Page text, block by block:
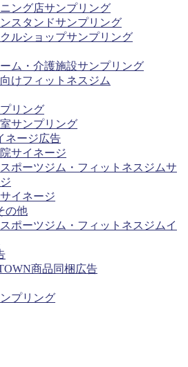
ング店サンプリング
スタンドサンプリング
ルショップサンプリング
ム・介護施設サンプリング
けフィットネスジム
リング
サンプリング
ネージ広告
サイネージ
ポーツジム・フィットネスジムサ
イネージ
の他
ポーツジム・フィットネスジムイ
商品同梱広告
プリング